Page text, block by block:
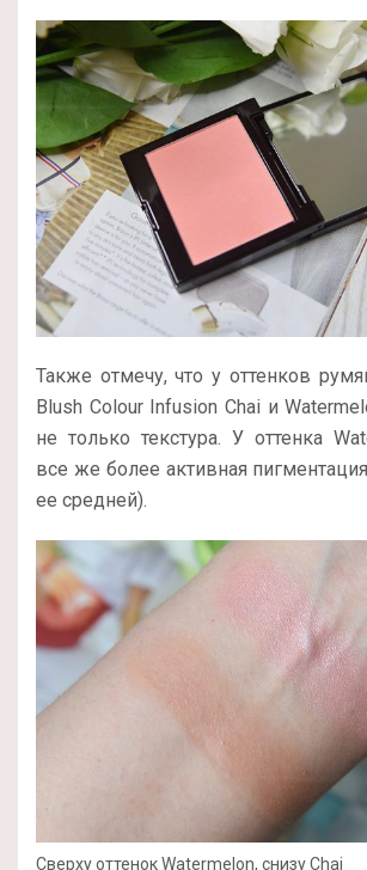
Также отмечу, что у оттенков
Blush Colour Infusion Chai и
не только текстура. У оттенка
все же более активная
ее средней).
Сверху оттенок Watermelon, снизу Chai